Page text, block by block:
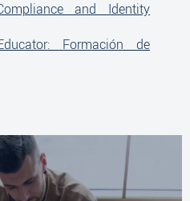
and Identity
Formación de